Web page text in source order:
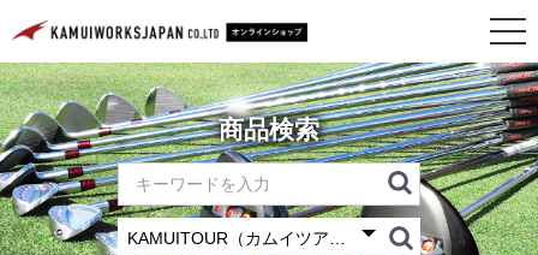
商品検索